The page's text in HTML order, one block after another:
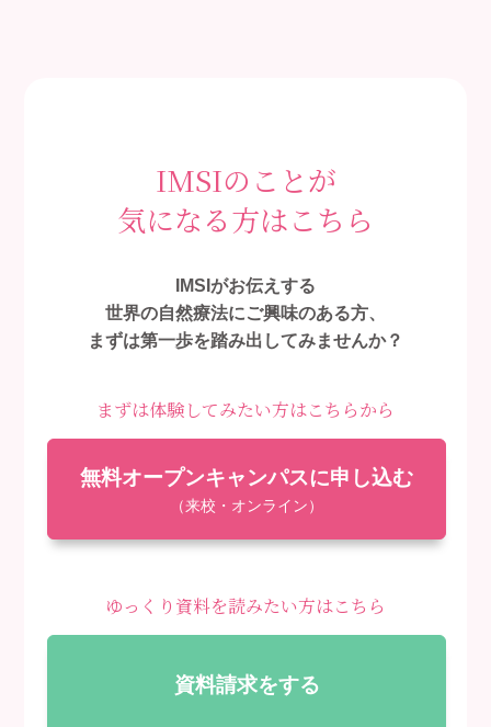
IMSIのことが
気になる方はこちら
IMSIがお伝えする
世界の自然療法にご興味のある方、
まずは第一歩を踏み出してみませんか？
まずは体験してみたい方はこちらから
無料オープンキャンパスに申し込む
（来校・オンライン）
ゆっくり資料を読みたい方はこちら
資料請求をする